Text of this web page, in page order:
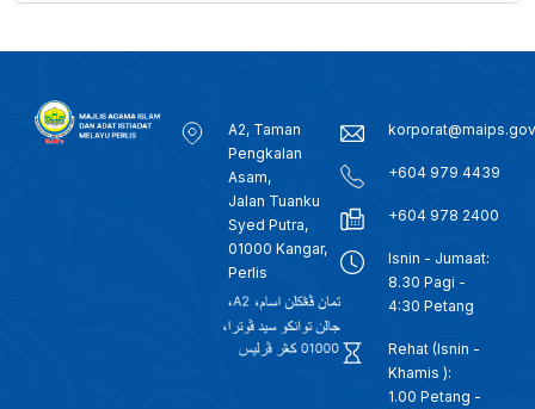
A2, Taman
Pengkalan
Asam,
Jalan Tuanku
Syed Putra,
01000 Kangar,
Perlis
+604 979 4439
+604 978 2400
Isnin - Jumaat:
8.30 Pagi -
4:30 Petang
Rehat (Isnin -
Khamis ):
1.00 Petang -